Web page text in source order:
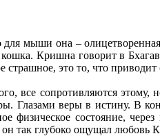
мыши она –
Кришна говорит в
страшное, это то, что приводит
все сопротивляются
Глазами веры в истину. В
состояние,
так глубоко ощущал любовь